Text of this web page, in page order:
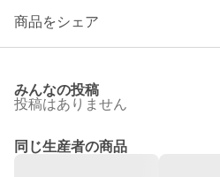
商品をシェア
みんなの投稿
投稿はありません
同じ生産者の商品